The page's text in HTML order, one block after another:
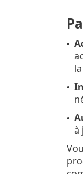
•
•
•
à